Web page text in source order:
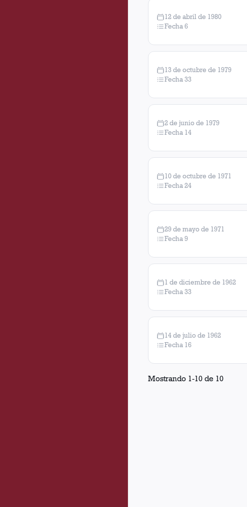
12 de abril de 1980
Fecha 6
13 de octubre de 1979
Fecha 33
2 de junio de 1979
Fecha 14
10 de octubre de 1971
Fecha 24
29 de mayo de 1971
Fecha 9
1 de diciembre de 1962
Fecha 33
14 de julio de 1962
Fecha 16
Mostrando 1-10 de 10